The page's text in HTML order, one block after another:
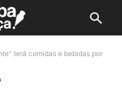
terá comidas e bebidas por